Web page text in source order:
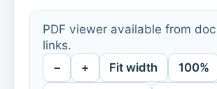
PDF viewer available from
links.
− + Fit width 100%